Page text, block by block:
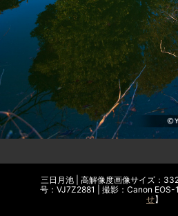
三日月池 | 高解像度画像サイズ：
号：VJ7Z2881 | 撮影：Canon EOS-
せ】